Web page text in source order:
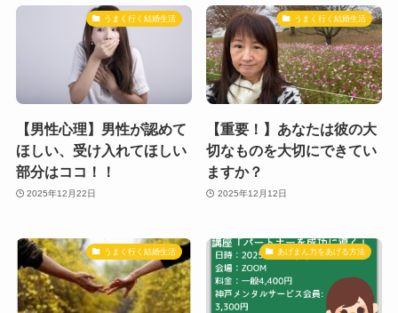
うまく行く結婚生活
【男性心理】男性が認めて
ほしい、受け入れてほしい
部分はココ！！
2025年12月22日
うまく行く結婚生活
【重要！】あなたは彼の大
切なものを大切にできてい
ますか？
2025年12月12日
うまく行く結婚生活 あげまん力をあげる方法